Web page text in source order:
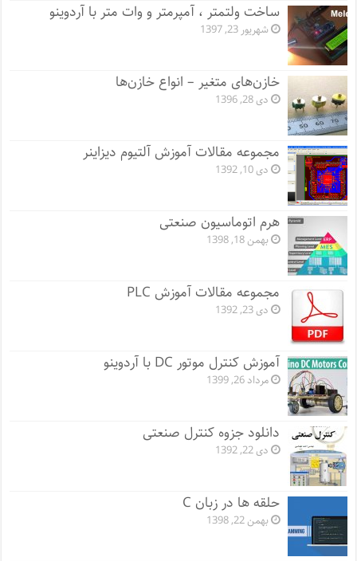
ساخت ولتمتر ، آمپرمتر و وات متر با آردوینو
شهریور 23, 1397
خازن‌های متغیر – انواع خازن‌ها
دی 28, 1396
مجموعه مقالات آموزش آلتیوم دیزاینر
دی 10, 1392
هرم اتوماسیون صنعتی
بهمن 18, 1398
مجموعه مقالات آموزش PLC
دی 23, 1392
آموزش کنترل موتور DC با آردوینو
مرداد 26, 1399
دانلود جزوه کنترل صنعتی
دی 22, 1392
حلقه ها در زبان C
بهمن 22, 1398